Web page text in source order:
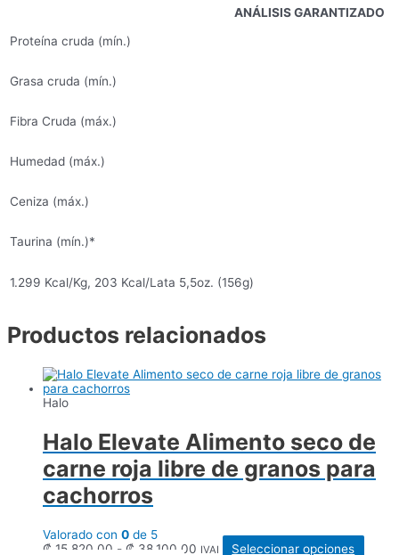
ANÁLISIS GARANTIZADO
Proteína cruda (mín.)
Grasa cruda (mín.)
Fibra Cruda (máx.)
Humedad (máx.)
Ceniza (máx.)
Taurina (mín.)*
1.299 Kcal/Kg, 203 Kcal/Lata 5,5oz. (156g)
Productos relacionados
Halo
Halo Elevate Alimento seco de
carne roja libre de granos para
cachorros
Valorado con 0 de 5
₡ 15.820,00 - ₡ 38.100,00 Rango
IVAI Seleccionar opciones